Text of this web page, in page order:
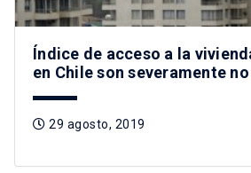
Índice de acceso a la
en Chile son severamente
29 agosto, 2019